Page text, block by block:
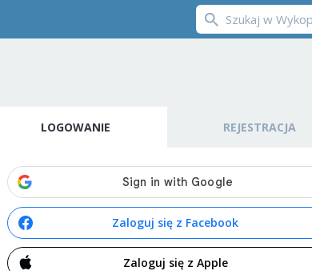
LOGOWANIE REJESTRACJA
Zaloguj się z Facebook
Zaloguj się z Apple